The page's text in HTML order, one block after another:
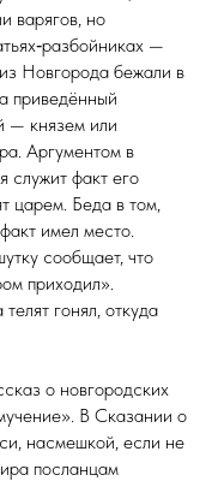
варягов, но
—
Новгорода бежали в
приведённый
— князем или
Аргументом в
служит факт его
царем. Беда в том,
имел место.
сообщает, что
приходил».
гонял, откуда
о новгородских
В Сказании о
насмешкой, если не
посланцам